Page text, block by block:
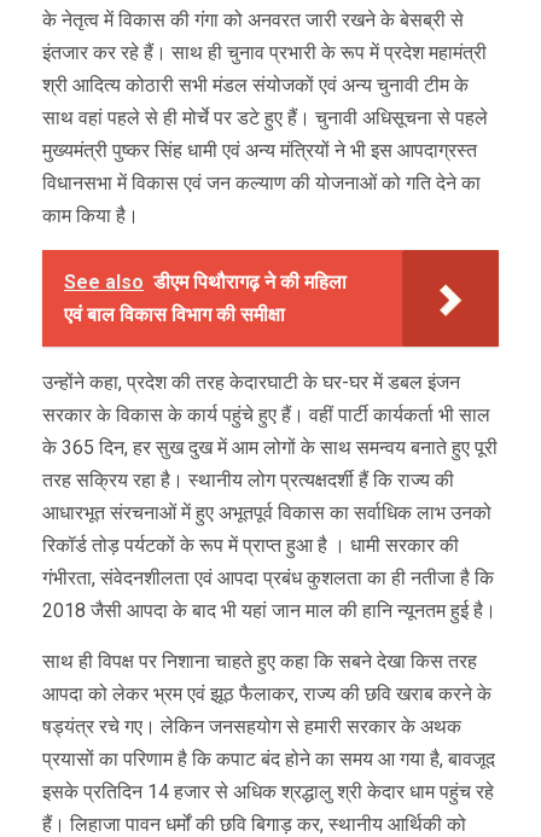
के नेतृत्व में विकास की गंगा को अनवरत जारी रखने के बेसब्री से
इंतजार कर रहे हैं। साथ ही चुनाव प्रभारी के रूप में प्रदेश महामंत्री
श्री आदित्य कोठारी सभी मंडल संयोजकों एवं अन्य चुनावी टीम के
साथ वहां पहले से ही मोर्चे पर डटे हुए हैं। चुनावी अधिसूचना से पहले
मुख्यमंत्री पुष्कर सिंह धामी एवं अन्य मंत्रियों ने भी इस आपदाग्रस्त
विधानसभा में विकास एवं जन कल्याण की योजनाओं को गति देने का
काम किया है।
See also डीएम पिथौरागढ़ ने की महिला
एवं बाल विकास विभाग की समीक्षा
उन्होंने कहा, प्रदेश की तरह केदारघाटी के घर-घर में डबल इंजन
सरकार के विकास के कार्य पहुंचे हुए हैं। वहीं पार्टी कार्यकर्ता भी साल
के 365 दिन, हर सुख दुख में आम लोगों के साथ समन्वय बनाते हुए पूरी
तरह सक्रिय रहा है। स्थानीय लोग प्रत्यक्षदर्शी हैं कि राज्य की
आधारभूत संरचनाओं में हुए अभूतपूर्व विकास का सर्वाधिक लाभ उनको
रिकॉर्ड तोड़ पर्यटकों के रूप में प्राप्त हुआ है । धामी सरकार की
गंभीरता, संवेदनशीलता एवं आपदा प्रबंध कुशलता का ही नतीजा है कि
2018 जैसी आपदा के बाद भी यहां जान माल की हानि न्यूनतम हुई है।
साथ ही विपक्ष पर निशाना चाहते हुए कहा कि सबने देखा किस तरह
आपदा को लेकर भ्रम एवं झूठ फैलाकर, राज्य की छवि खराब करने के
षड्यंत्र रचे गए। लेकिन जनसहयोग से हमारी सरकार के अथक
प्रयासों का परिणाम है कि कपाट बंद होने का समय आ गया है, बावजूद
इसके प्रतिदिन 14 हजार से अधिक श्रद्धालु श्री केदार धाम पहुंच रहे
हैं। लिहाजा पावन धर्मों की छवि बिगाड़ कर, स्थानीय आर्थिकी को